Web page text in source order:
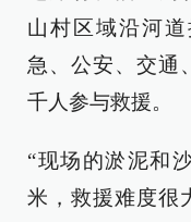
山村区域沿河
急、公安、交通
千人参与救援。
“现场的淤泥和
米，救援难度很